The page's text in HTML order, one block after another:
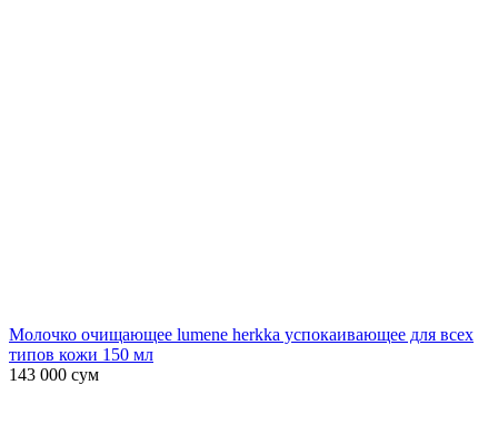
Молочко очищающее lumene herkka успокаивающее для всех
типов кожи 150 мл
143 000 сум